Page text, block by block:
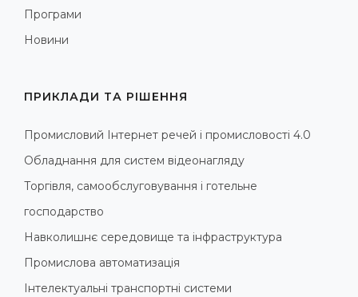
Програми
Новини
ПРИКЛАДИ ТА РІШЕННЯ
Промисловий Інтернет речей і промисловості 4.0
Обладнання для систем відеонагляду
Торгівля, самообслуговування і готельне
господарство
Навколишнє середовище та інфраструктура
Промислова автоматизація
Інтелектуальні транспортні системи